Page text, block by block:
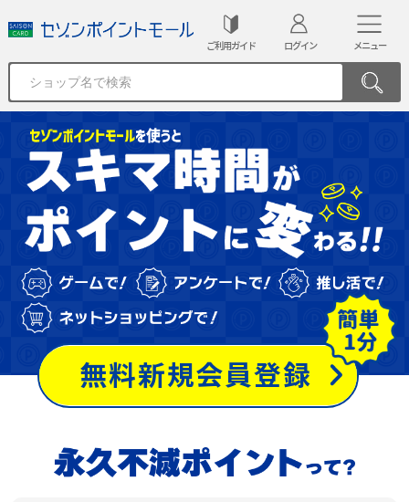
ご利用ガイド ログイン メニュー
無料新規会員登録